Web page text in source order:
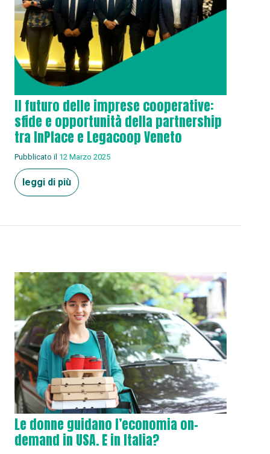
Il futuro delle imprese cooperative:
sfide e opportunità della partnership
tra InPlace e Legacoop Veneto
Pubblicato il 12 Marzo 2025
leggi di più
Le donne guidano l’economia on-
demand in USA. E in Italia?